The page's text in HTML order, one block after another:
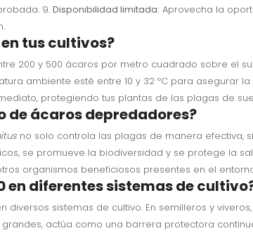
9. Disponibilidad limitada: Aprovecha la
en tus cultivos?
200 y 500 ácaros por metro cuadrado sobre el
ambiente esté entre 10 y 32 ºC para asegurar
protegiendo tus plantas de las plagas de
de ácaros depredadores?
no solo controla las plagas de manera efectiva,
se promueve la biodiversidad y se protege la
organismos beneficiosos presentes en el
en diferentes sistemas de
sistemas de cultivo. En semilleros y
actúa como una barrera protectora